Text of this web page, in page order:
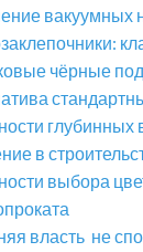
вакуумных
чёрные
глубинных
в
выбора
власть не